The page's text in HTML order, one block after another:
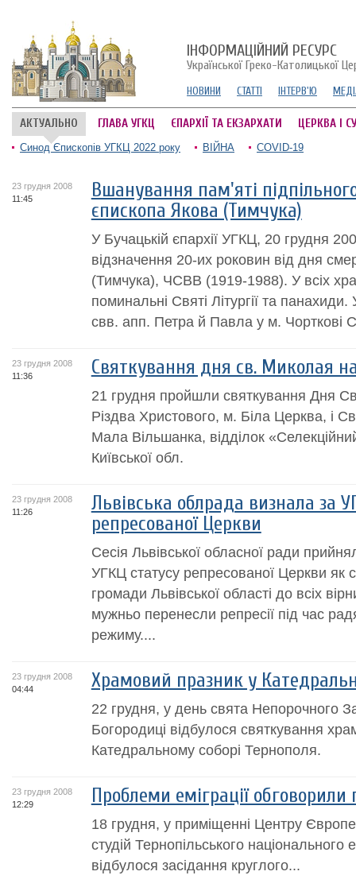
ІНФОРМАЦІЙНИЙ РЕСУРС
Української Греко-Католицької
НОВИНИ СТАТТІ ІНТЕРВ'Ю
АКТУАЛЬНО ГЛАВА УГКЦ ЄПАРХІЇ ТА ЕКЗАРХАТИ ЦЕРКВА І
Синод Єпископів УГКЦ 2022 року ВІЙНА COVID-19
23 грудня 2008
11:45
Вшанування пам'яті
єпископа Якова (Тимчука)
У Бучацькій єпархії УГКЦ, 20 грудня
відзначення 20-их роковин від дня
(Тимчука), ЧСВВ (1919-1988). У всіх
поминальні Святі Літургії та
свв. апп. Петра й Павла у м. Чорткові
23 грудня 2008
11:36
Святкування дня св. Миколая
21 грудня пройшли святкування Дня
Різдва Христового, м. Біла Церква, і
Мала Вільшанка, відділок
Київської обл.
23 грудня 2008
11:26
Львівська облрада визнала за
репресованої Церкви
Сесія Львівської обласної ради
УГКЦ статусу репресованої Церкви як
громади Львівської області до всіх
мужньо перенесли репресії під час
режиму....
23 грудня 2008
04:44
Храмовий празник у
22 грудня, у день свята Непорочного
Богородиці відбулoся святкування
Катедральному соборі Тернополя.
23 грудня 2008
12:29
Проблеми еміграції обговорили
18 грудня, у приміщенні Центру
студій Тернопільського національного
відбулося засідання круглого...